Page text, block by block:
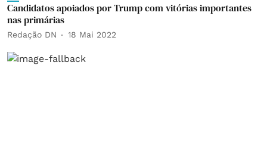
Candidatos apoiados por Trump com vitórias importantes
nas primárias
Redação DN 18 Mai 2022